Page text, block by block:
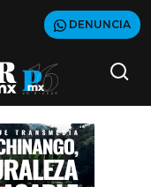
DENUNCIA